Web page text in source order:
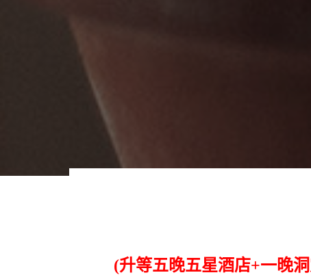
(升等五晚五星酒店+一晚